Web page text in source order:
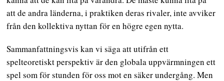
att de andra länderna, i praktiken deras rivaler, inte avviker
från den kollektiva nyttan för en högre egen nytta.
Sammanfattningsvis kan vi säga att utifrån ett
spelteoretiskt perspektiv är den globala uppvärmningen ett
spel som för stunden för oss mot en säker undergång. Men